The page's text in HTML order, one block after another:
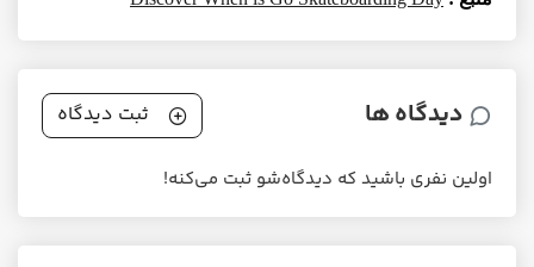
دیدگاه ها ثبت دیدگاه
اولین نفری باشید که دیدگاه‌شو ثبت می‌کنه!